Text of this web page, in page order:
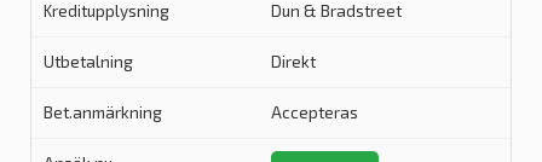
Dun & Bradstreet
Direkt
Accepteras